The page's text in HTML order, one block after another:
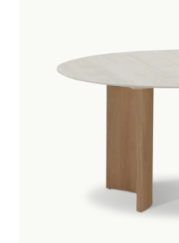
Nieuws & Inspiratie